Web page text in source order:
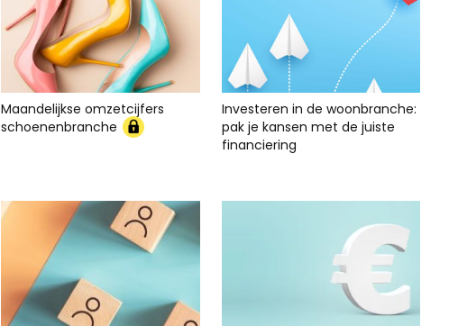
Maandelijkse omzetcijfers
schoenenbranche
Investeren in de woonbranche:
pak je kansen met de juiste
financiering